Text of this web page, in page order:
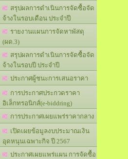
สรุปผลการดำเนินการจัดซื้อจัด
จ้างในรอบเดือน ประจำปี
รายงานแผนการจัดหาพัสดุ
(ผด.3)
สรุปผลการดำเนินการจัดซื้อจัด
จ้างในรอบปี ประจำปี
ประกาศผู้ชนะการเสนอราคา
การประกาศประกวดราคา
อิเล็กทรอนิกส์(e-biddring)
การประกาศเผยแพร่ราคากลาง
เปิดเผยข้อมูลงบประมาณเงิน
อุดหนุนเฉพาะกิจ ปี 2567
ประกาศเผยแพร่แผน การจัดซื้อ